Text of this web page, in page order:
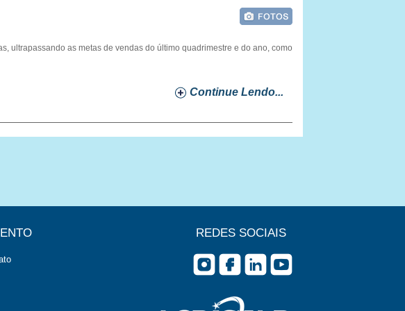
ultrapassando as metas de vendas do último quadrimestre e do ano, como
Continue Lendo...
REDES SOCIAIS